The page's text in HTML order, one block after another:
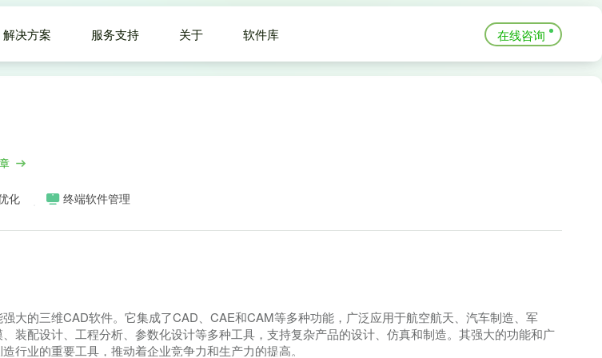
解决方案 服务支持 关于 软件库 在线咨询
化 终端软件管理
大的三维CAD软件。它集成了CAD、CAE和CAM等多种功能，广泛应用于航空航天、汽车制造、军
装配设计、工程分析、参数化设计等多种工具，支持复杂产品的设计、仿真和制造。其强大的功能和广
行业的重要工具，推动着企业竞争力和生产力的提高。